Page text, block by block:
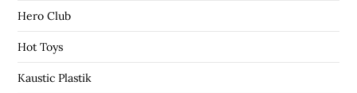
Hero Club
Hot Toys
Kaustic Plastik